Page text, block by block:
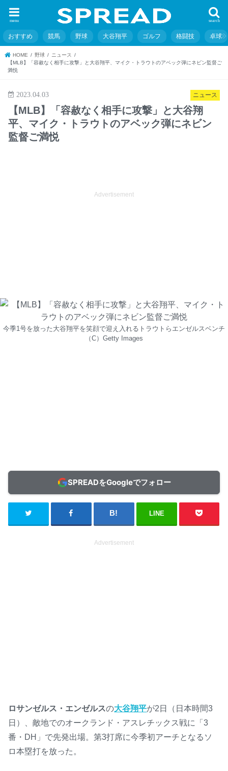
search
menu
おすすめ 競馬 野球 大谷翔平 ゴルフ 格闘技 卓球
HOME 野球
ニュース
【MLB】「容赦なく相手に攻撃」と大谷翔平、マイク・トラウトのアベック弾にネビン監督ご
満悦
ニュース
2023.04.03
【MLB】「容赦なく相手に攻撃」と大谷翔
平、マイク・トラウトのアベック弾にネビン
監督ご満悦
Advertisement
今季1号を放った大谷翔平を笑顔で迎え入れるトラウトらエンゼルスベンチ
（C）Getty Images
SPREADをGoogleでフォロー
LINE
Advertisement
ロサンゼルス・エンゼルスの大谷翔平が2日（日本時間3
日）、敵地でのオークランド・アスレチックス戦に「3
番・DH」で先発出場。第3打席に今季初アーチとなるソ
ロ本塁打を放った。